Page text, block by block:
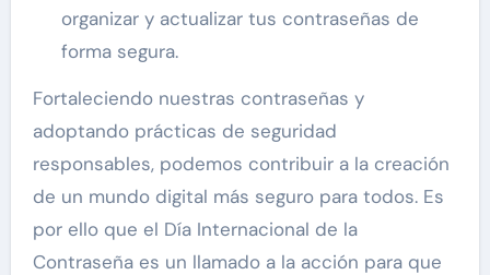
organizar y actualizar tus contraseñas de
forma segura.
Fortaleciendo nuestras contraseñas y
adoptando prácticas de seguridad
responsables, podemos contribuir a la creación
de un mundo digital más seguro para todos. Es
por ello que el Día Internacional de la
Contraseña es un llamado a la acción para que